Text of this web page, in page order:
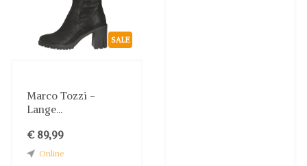
SALE
Marco Tozzi -
Lange...
€ 89,99
Online